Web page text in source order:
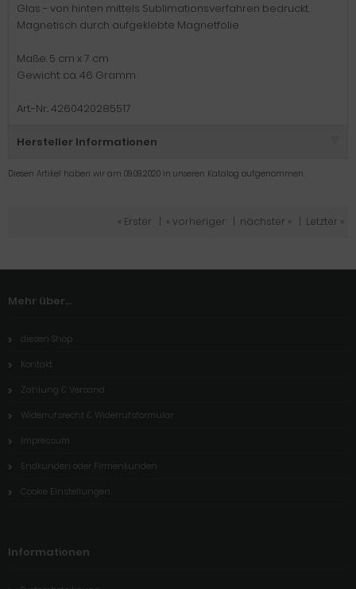
Glas - von hinten mittels Sublimationsverfahren bedruckt.
Magnetisch durch aufgeklebte Magnetfolie
Maße: 5 cm x 7 cm
Gewicht: ca. 46 Gramm
Art.-Nr.: 4260420285517
Hersteller Informationen
Diesen Artikel haben wir am 09.09.2020 in unseren Katalog aufgenommen.
« Erster « vorheriger nächster » Letzter »
Mehr über...
diesen Shop
Kontakt
Zahlung & Versand
Widerrufsrecht & Widerrufsformular
Impressum
Endkunden oder Firmenkunden
Cookie Einstellungen
Informationen